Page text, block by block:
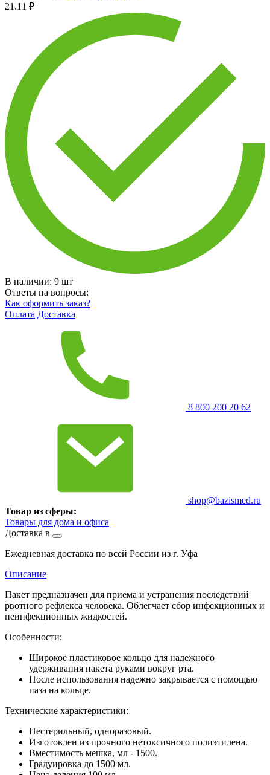
21.11 ₽
В наличии: 9 шт
Ответы на вопросы:
Как оформить заказ?
Оплата Доставка
8 800 200 20 62
shop@bazismed.ru
Товар из сферы:
Товары для дома и офиса
Доставка в
Ежедневная доставка по всей России из г. Уфа
Описание
Пакет предназначен для приема и устранения последствий
рвотного рефлекса человека. Облегчает сбор инфекционных и
неинфекционных жидкостей.
Особенности:
Широкое пластиковое кольцо для надежного
удерживания пакета руками вокруг рта.
После использования надежно закрывается с помощью
паза на кольце.
Технические характеристики:
Неcтерильный, одноразовый.
Изготовлен из прочного нетоксичного полиэтилена.
Вместимость мешка, мл - 1500.
Градуировка до 1500 мл.